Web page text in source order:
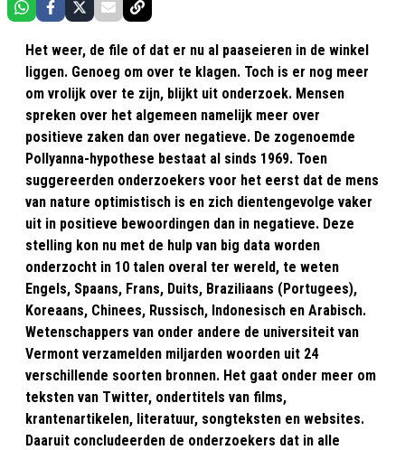
Het weer, de file of dat er nu al paaseieren in de winkel
liggen. Genoeg om over te klagen. Toch is er nog meer
om vrolijk over te zijn, blijkt uit onderzoek. Mensen
spreken over het algemeen namelijk meer over
positieve zaken dan over negatieve. De zogenoemde
Pollyanna-hypothese bestaat al sinds 1969. Toen
suggereerden onderzoekers voor het eerst dat de mens
van nature optimistisch is en zich dientengevolge vaker
uit in positieve bewoordingen dan in negatieve. Deze
stelling kon nu met de hulp van big data worden
onderzocht in 10 talen overal ter wereld, te weten
Engels, Spaans, Frans, Duits, Braziliaans (Portugees),
Koreaans, Chinees, Russisch, Indonesisch en Arabisch.
Wetenschappers van onder andere de universiteit van
Vermont verzamelden miljarden woorden uit 24
verschillende soorten bronnen. Het gaat onder meer om
teksten van Twitter, ondertitels van films,
krantenartikelen, literatuur, songteksten en websites.
Daaruit concludeerden de onderzoekers dat in alle